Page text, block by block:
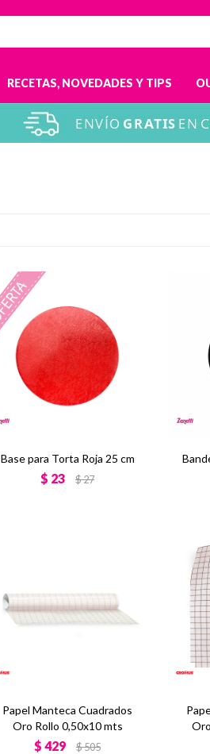
RECETAS, NOVEDADES Y TIPS
Base para Torta Roja 25 cm
$ 23 $27
Papel Manteca Cuadrados
Oro Rollo 0,50x10 mts
$ 429 $505